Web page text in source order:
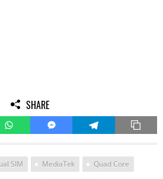
SHARE
SIM MediaTek Quad Core